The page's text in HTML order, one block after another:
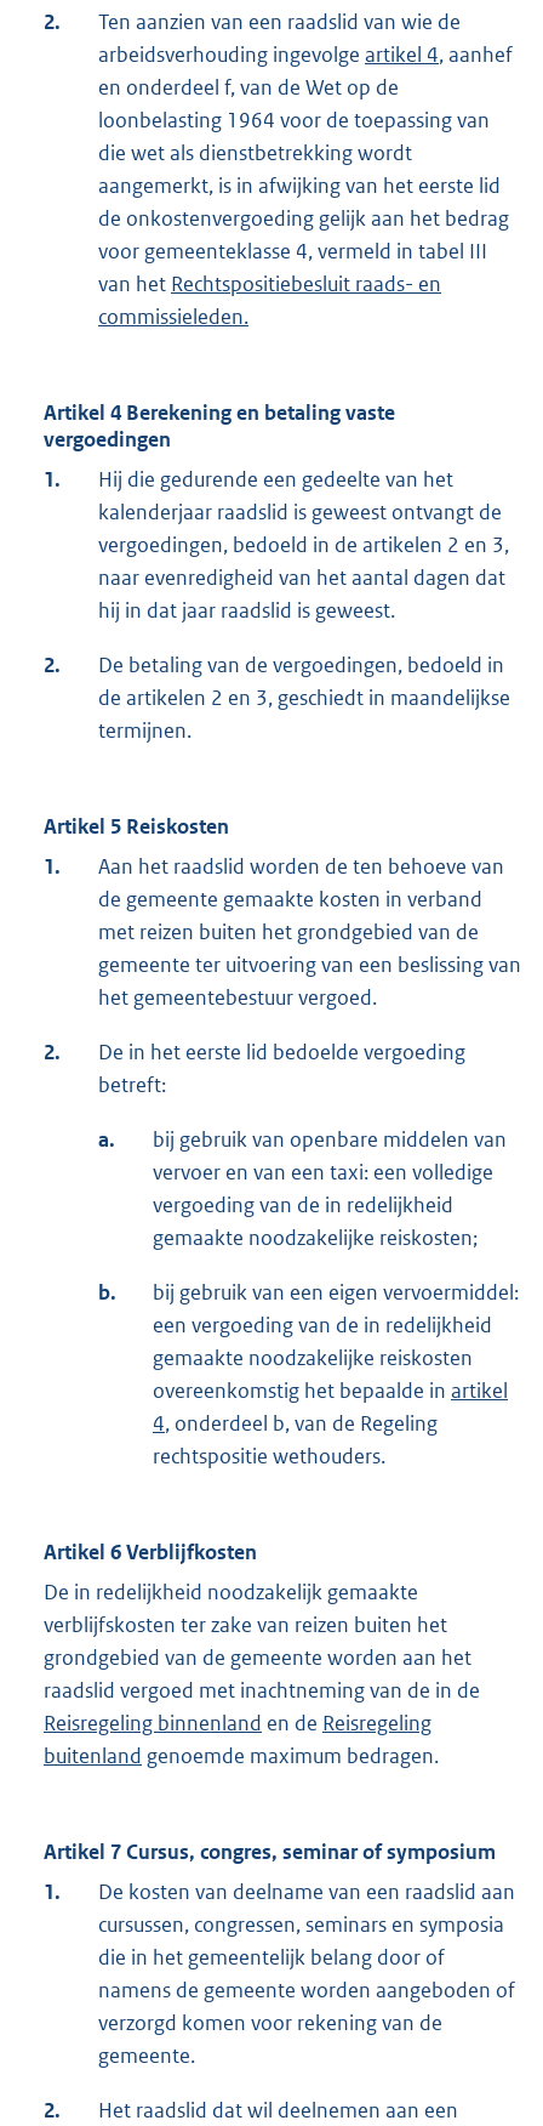
2.
Ten aanzien van een raadslid van wie de
arbeidsverhouding ingevolge artikel 4, aanhef
en onderdeel f, van de Wet op de
loonbelasting 1964 voor de toepassing van
die wet als dienstbetrekking wordt
aangemerkt, is in afwijking van het eerste lid
de onkostenvergoeding gelijk aan het bedrag
voor gemeenteklasse 4, vermeld in tabel III
van het Rechtspositiebesluit raads- en
commissieleden.
Artikel 4 Berekening en betaling vaste
vergoedingen
1.
Hij die gedurende een gedeelte van het
kalenderjaar raadslid is geweest ontvangt de
vergoedingen, bedoeld in de artikelen 2 en 3,
naar evenredigheid van het aantal dagen dat
hij in dat jaar raadslid is geweest.
2.
De betaling van de vergoedingen, bedoeld in
de artikelen 2 en 3, geschiedt in maandelijkse
termijnen.
Artikel 5 Reiskosten
1.
Aan het raadslid worden de ten behoeve van
de gemeente gemaakte kosten in verband
met reizen buiten het grondgebied van de
gemeente ter uitvoering van een beslissing van
het gemeentebestuur vergoed.
2.
De in het eerste lid bedoelde vergoeding
betreft:
a.
bij gebruik van openbare middelen van
vervoer en van een taxi: een volledige
vergoeding van de in redelijkheid
gemaakte noodzakelijke reiskosten;
b.
bij gebruik van een eigen vervoermiddel:
een vergoeding van de in redelijkheid
gemaakte noodzakelijke reiskosten
overeenkomstig het bepaalde in artikel
4, onderdeel b, van de Regeling
rechtspositie wethouders.
Artikel 6 Verblijfkosten
De in redelijkheid noodzakelijk gemaakte
verblijfskosten ter zake van reizen buiten het
grondgebied van de gemeente worden aan het
raadslid vergoed met inachtneming van de in de
Reisregeling binnenland en de Reisregeling
buitenland genoemde maximum bedragen.
Artikel 7 Cursus, congres, seminar of symposium
1.
De kosten van deelname van een raadslid aan
cursussen, congressen, seminars en symposia
die in het gemeentelijk belang door of
namens de gemeente worden aangeboden of
verzorgd komen voor rekening van de
gemeente.
2.
Het raadslid dat wil deelnemen aan een